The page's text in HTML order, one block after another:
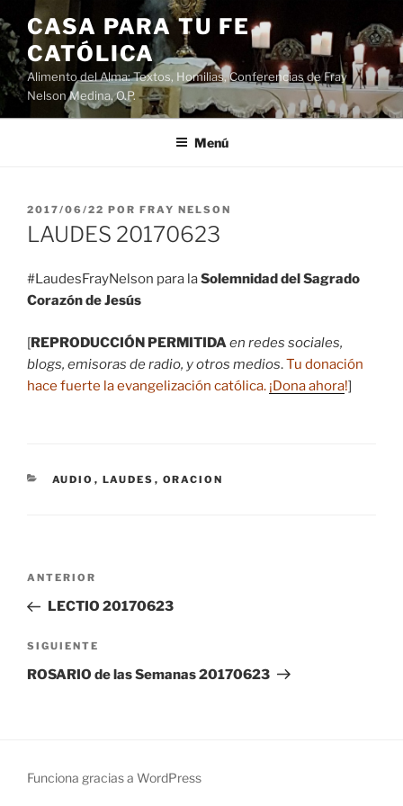
Saltar
al
contenido
CASA PARA TU FE
CATÓLICA
Alimento del Alma: Textos, Homilias, Conferencias de Fray
Nelson Medina, O.P.
Menú
PUBLICADO
EL
2017/06/22 POR FRAY NELSON
LAUDES 20170623
#LaudesFrayNelson para laSolemnidad del Sagrado
Corazón de Jesús
[REPRODUCCIÓN PERMITIDAen redes sociales,
blogs, emisoras de radio, y otros medios.Tu donación
hace fuerte la evangelización católica. ¡Dona ahora!]
CATEGORÍAS
AUDIO , LAUDES , ORACION
Navegación
entradas
Entrada
anterior:
ANTERIOR
LECTIO 20170623
Siguiente
entrada
SIGUIENTE
ROSARIO de las Semanas 20170623
Funciona gracias a WordPress